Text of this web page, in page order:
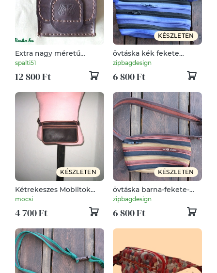
Extra nagy méretű
övtáska
spalti51
12 800 Ft
KÉSZLETEN
övtáska kék fekete
cipzárspirál
zipbagdesign
6 800 Ft
KÉSZLETEN
Kétrekeszes Mobiltok
övtáska sötétbarna
anyagból
mocsi
4 700 Ft
KÉSZLETEN
övtáska barna-fekete-
homokszínű cipzárspirál
zipbagdesign
6 800 Ft